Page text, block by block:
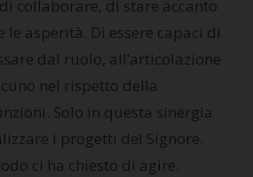
collaborare, di stare accanto
asperità. Di essere capaci di
dal ruolo, all’articolazione
nel rispetto della
Solo in questa sinergia
i progetti del Signore.
ci ha chiesto di agire.